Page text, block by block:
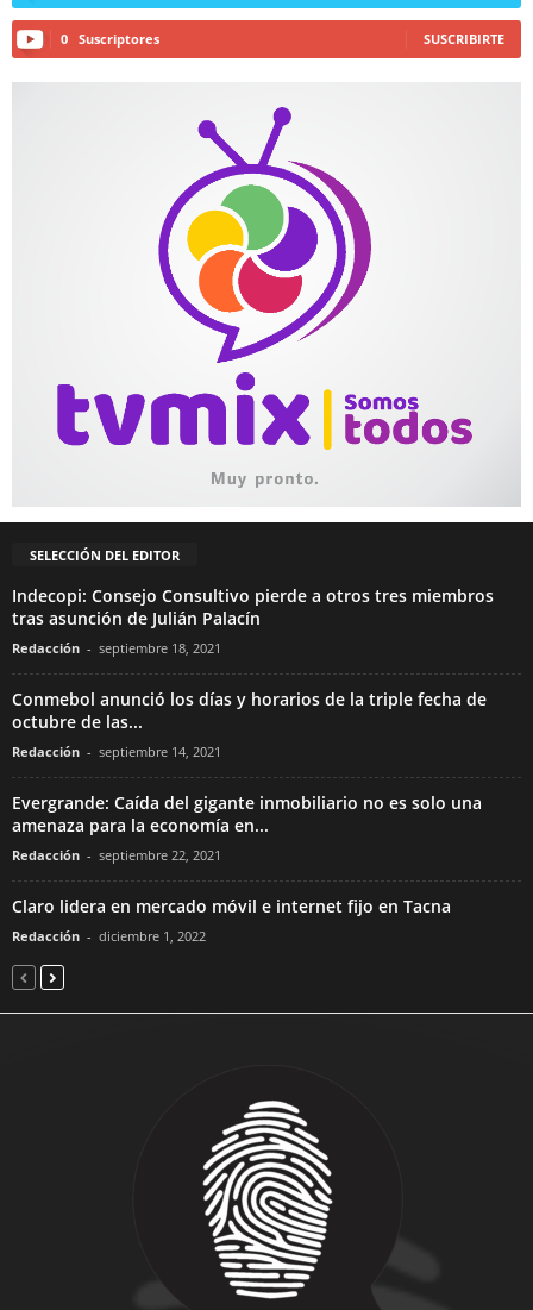
0 Suscriptores SUSCRIBIRTE
SELECCIÓN DEL EDITOR
Indecopi: Consejo Consultivo pierde a otros tres miembros
tras asunción de Julián Palacín
Redacción - septiembre 18, 2021
Conmebol anunció los días y horarios de la triple fecha de
octubre de las...
Redacción - septiembre 14, 2021
Evergrande: Caída del gigante inmobiliario no es solo una
amenaza para la economía en...
Redacción - septiembre 22, 2021
Claro lidera en mercado móvil e internet fijo en Tacna
Redacción - diciembre 1, 2022